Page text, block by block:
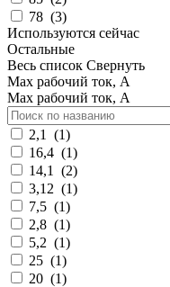
78 (3)
Используются сейчас
Остальные
Весь список Свернуть
Max рабочий ток, А
Max рабочий ток, А
2,1 (1)
16,4 (1)
14,1
(2)
3,12 (1)
7,5 (1)
2,8 (1)
5,2 (1)
25 (1)
20 (1)